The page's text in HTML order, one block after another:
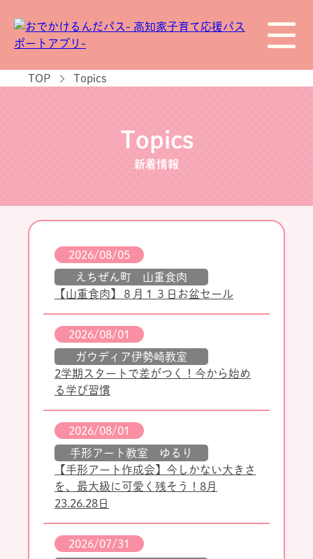
TOP Topics
Topics
新着情報
2026/08/05
えちぜん町 山重食肉
【山重食肉】８月１３日お盆セール
2026/08/01
ガウディア伊勢崎教室
2学期スタートで差がつく！今から始め
る学び習慣
2026/08/01
手形アート教室 ゆるり
【手形アート作成会】今しかない大きさ
を、最大級に可愛く残そう！8月
23.26.28日
2026/07/31